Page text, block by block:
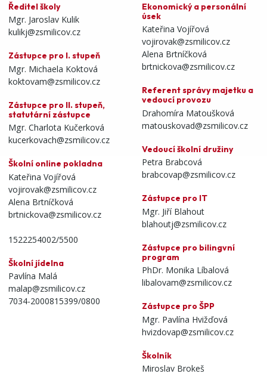
Ředitel školy
Mgr. Jaroslav Kulik
kulikj@zsmilicov.cz
Zástupce pro I. stupeň
Mgr. Michaela Koktová
koktovam@zsmilicov.cz
Zástupce pro II. stupeň,
statutární zástupce
Mgr. Charlota Kučerková
kucerkovach@zsmilicov.cz
Školní online pokladna
Kateřina Vojířová
vojirovak@zsmilicov.cz
Alena Brtníčková
brtnickova@zsmilicov.cz
1522254002/5500
Školní jídelna
Pavlína Malá
malap@zsmilicov.cz
7034-2000815399/0800
Ekonomický a personální
úsek
Kateřina Vojířová
vojirovak@zsmilicov.cz
Alena Brtníčková
brtnickova@zsmilicov.cz
Referent správy majetku a
vedoucí provozu
Drahomíra Matoušková
matouskovad@zsmilicov.cz
Vedoucí školní družiny
Petra Brabcová
brabcovap@zsmilicov.cz
Zástupce pro IT
Mgr. Jiří Blahout
blahoutj@zsmilicov.cz
Zástupce pro bilingvní
program
PhDr. Monika Líbalová
libalovam@zsmilicov.cz
Zástupce pro ŠPP
Mgr. Pavlína Hvižďová
hvizdovap@zsmilicov.cz
Školník
Miroslav Brokeš